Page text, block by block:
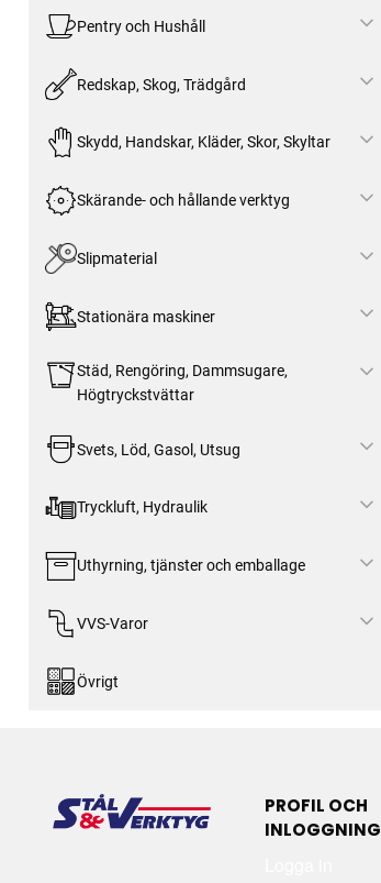
Pentry och Hushåll
Redskap, Skog, Trädgård
Skydd, Handskar, Kläder, Skor, Skyltar
Skärande- och hållande verktyg
Slipmaterial
Stationära maskiner
Städ, Rengöring, Dammsugare,
Högtryckstvättar
Svets, Löd, Gasol, Utsug
Tryckluft, Hydraulik
Uthyrning, tjänster och emballage
VVS-Varor
Övrigt
PROFIL OCH
INLOGGNING